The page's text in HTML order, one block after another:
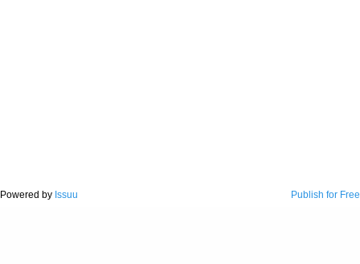
Powered by Issuu Publish for Free